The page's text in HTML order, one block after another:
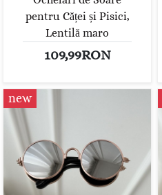
pentru Căței și Pisici,
Lentilă maro
109,99RON
new